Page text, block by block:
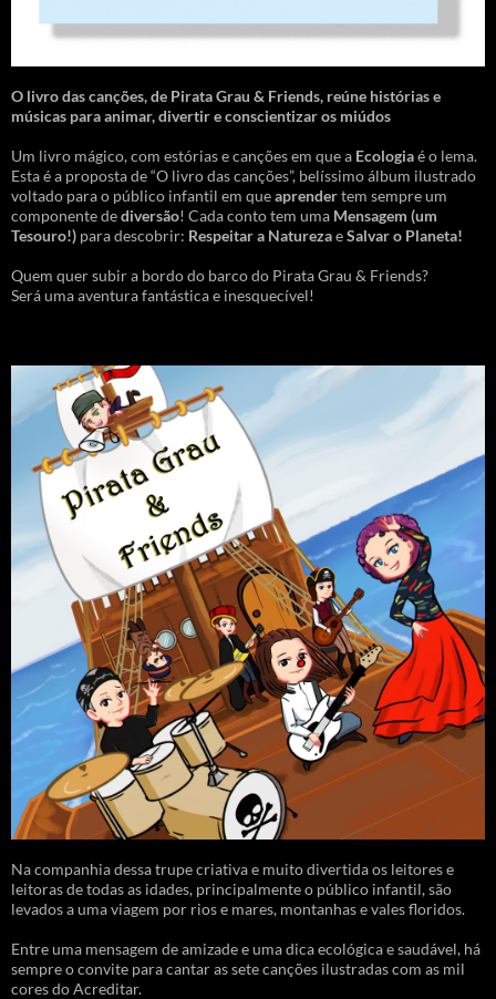
O livro das canções,de Pirata Grau & Friends, reúne histórias e
músicas para animar, divertir e conscientizar os miúdos
Um livro mágico, com estórias e canções em que a Ecologiaé o lema.
Esta é a proposta de “O livro das canções”, belíssimo álbum ilustrado
voltado para o público infantil em queaprendertem sempre um
componente dediversão! Cada conto tem uma Mensagem (um
Tesouro!) para descobrir: Respeitar a NaturezaeSalvar o Planeta!
Quem quer subir a bordo do barco do Pirata Grau & Friends?
Será uma aventura fantástica e inesquecível!
Na companhia dessa trupe criativa e muito divertida os leitores e
leitoras de todas as idades, principalmente o público infantil, são
levados a uma viagem por rios e mares, montanhas e vales floridos.
Entre uma mensagem de amizade e uma dica ecológica e saudável, há
sempre o convite para cantar as sete canções ilustradas com as mil
cores do Acreditar.